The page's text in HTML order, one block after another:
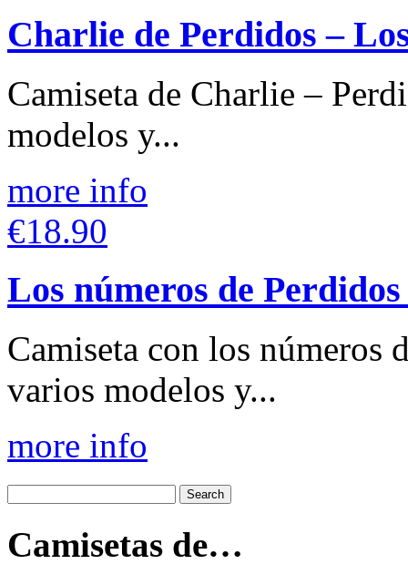
Charlie de Perdidos –
Camiseta de Charlie –
modelos y...
more info
€18.90
Los números de
Camiseta con los números
varios modelos y...
more info
Camisetas de…